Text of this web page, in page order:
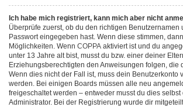
Ich habe mich registriert, kann mich aber nicht
Überprüfe zuerst, ob du den richtigen Benutzernamen
Passwort eingegeben hast. Wenn diese stimmen,
Möglichkeiten. Wenn COPPA aktiviert ist und du
unter 13 Jahre alt bist, musst du bzw. einer deiner
Erziehungsberechtigten den Anweisungen folgen, die
Wenn dies nicht der Fall ist, muss dein Benutzerkonto
werden. Bei einigen Boards müssen alle neu
freigeschaltet werden – entweder musst du dies
Administrator. Bei der Registrierung wurde dir